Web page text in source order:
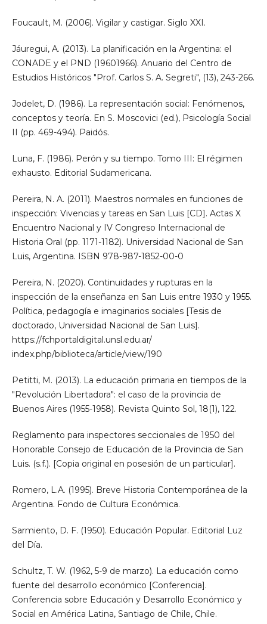
Foucault, M. (2006). Vigilar y castigar. Siglo XXI.
Jáuregui, A. (2013). La planificación en la Argentina: el
CONADE y el PND (19601966). Anuario del Centro de
Estudios Históricos "Prof. Carlos S. A. Segreti", (13), 243-266.
Jodelet, D. (1986). La representación social: Fenómenos,
conceptos y teoría. En S. Moscovici (ed.), Psicología Social
II (pp. 469-494). Paidós.
Luna, F. (1986). Perón y su tiempo. Tomo III: El régimen
exhausto. Editorial Sudamericana.
Pereira, N. A. (2011). Maestros normales en funciones de
inspección: Vivencias y tareas en San Luis [CD]. Actas X
Encuentro Nacional y IV Congreso Internacional de
Historia Oral (pp. 1171-1182). Universidad Nacional de San
Luis, Argentina. ISBN 978-987-1852-00-0
Pereira, N. (2020). Continuidades y rupturas en la
inspección de la enseñanza en San Luis entre 1930 y 1955.
Política, pedagogía e imaginarios sociales [Tesis de
doctorado, Universidad Nacional de San Luis].
https://fchportaldigital.unsl.edu.ar/
index.php/biblioteca/article/view/190
Petitti, M. (2013). La educación primaria en tiempos de la
"Revolución Libertadora": el caso de la provincia de
Buenos Aires (1955-1958). Revista Quinto Sol, 18(1), 122.
Reglamento para inspectores seccionales de 1950 del
Honorable Consejo de Educación de la Provincia de San
Luis. (s.f.). [Copia original en posesión de un particular].
Romero, L.A. (1995). Breve Historia Contemporánea de la
Argentina. Fondo de Cultura Económica.
Sarmiento, D. F. (1950). Educación Popular. Editorial Luz
del Día.
Schultz, T. W. (1962, 5-9 de marzo). La educación como
fuente del desarrollo económico [Conferencia].
Conferencia sobre Educación y Desarrollo Económico y
Social en América Latina, Santiago de Chile, Chile.